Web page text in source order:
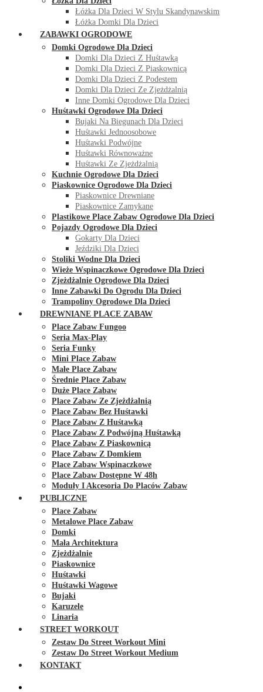
Łóżka Dla Dzieci W Stylu Skandynawskim
Łóżka Domki Dla Dzieci
ZABAWKI OGRODOWE
Domki Ogrodowe Dla Dzieci
Domki Dla Dzieci Z Huśtawką
Domki Dla Dzieci Z Piaskownicą
Domki Dla Dzieci Z Podestem
Domki Dla Dzieci Ze Zjeżdżalnią
Inne Domki Ogrodowe Dla Dzieci
Huśtawki Ogrodowe Dla Dzieci
Bujaki Na Biegunach Dla Dzieci
Huśtawki Jednoosobowe
Huśtawki Podwójne
Huśtawki Równoważne
Huśtawki Ze Zjeżdżalnią
Kuchnie Ogrodowe Dla Dzieci
Piaskownice Ogrodowe Dla Dzieci
Piaskownice Drewniane
Piaskownice Zamykane
Plastikowe Place Zabaw Ogrodowe Dla Dzieci
Pojazdy Ogrodowe Dla Dzieci
Gokarty Dla Dzieci
Jeździki Dla Dzieci
Stoliki Wodne Dla Dzieci
Wieże Wspinaczkowe Ogrodowe Dla Dzieci
Zjeżdżalnie Ogrodowe Dla Dzieci
Inne Zabawki Do Ogrodu Dla Dzieci
Trampoliny Ogrodowe Dla Dzieci
DREWNIANE PLACE ZABAW
Place Zabaw Fungoo
Seria Max-Play
Seria Funky
Mini Place Zabaw
Małe Place Zabaw
Średnie Place Zabaw
Duże Place Zabaw
Place Zabaw Ze Zjeżdżalnią
Place Zabaw Bez Huśtawki
Place Zabaw Z Huśtawką
Place Zabaw Z Podwójną Huśtawką
Place Zabaw Z Piaskownicą
Place Zabaw Z Domkiem
Place Zabaw Wspinaczkowe
Place Zabaw Dostępne W 48h
Moduły I Akcesoria Do Placów Zabaw
PUBLICZNE
Place Zabaw
Metalowe Place Zabaw
Domki
Mała Architektura
Zjeżdżalnie
Piaskownice
Huśtawki
Huśtawki Wagowe
Bujaki
Karuzele
Linaria
STREET WORKOUT
Zestaw Do Street Workout Mini
Zestaw Do Street Workout Medium
KONTAKT